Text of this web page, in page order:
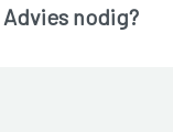
Advies nodig?